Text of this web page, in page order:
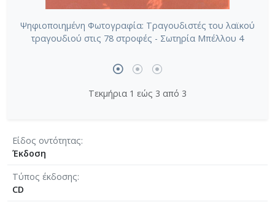
Ψηφιοποιημένη Φωτογραφία: Τραγουδιστές του λαϊκού
τραγουδιού στις 78 στροφές - Σωτηρία Μπέλλου 4
Τεκμήρια 1 εώς 3 από 3
Είδος οντότητας
Έκδοση
Τύπος έκδοσης
CD